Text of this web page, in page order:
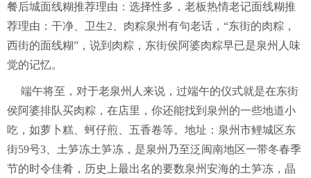
餐后城面线糊推荐理由：选择性多，老板热情老记面线糊推
荐理由：干净、卫生2、肉粽泉州有句老话，“东街的肉粽，
西街的面线糊”，说到肉粽，东街侯阿婆肉粽早已是泉州人味
觉的记忆。
端午将至，对于老泉州人来说，过端午的仪式就是在东街
侯阿婆排队买肉粽，在店里，你还能找到泉州的一些地道小
吃，如萝卜糕、蚵仔煎、五香卷等。地址：泉州市鲤城区东
街59号3、土笋冻土笋冻，是泉州乃至泛闽南地区一带冬春季
节的时令佳肴，历史上最出名的要数泉州安海的土笋冻，晶